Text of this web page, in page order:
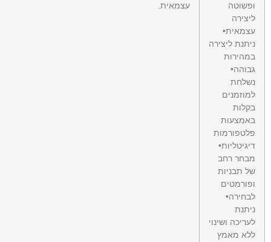
ופשוטה
ליצירה
עצמאית•
ניתנת ליצירה
במהירות
גבוהה•
נשלחת
למוזמנים
בקלות
באמצעות
פלטפורמות
דיגיטליות•
מבחר רחב
של תבניות
ופורמטים
לבחירה•
ניתנת
לעריכה ושינוי
ללא מאמץ
עצמאית.